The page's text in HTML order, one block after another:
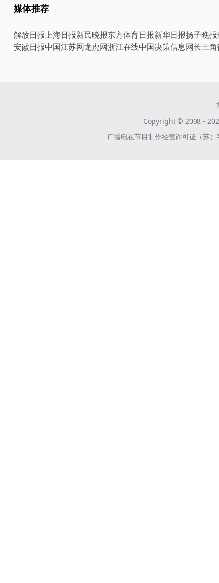
媒体推荐
解放日报上海日报新民晚报东方体育日报新华日报扬子晚报
安徽日报中国江苏网龙虎网浙江在线中国决策信息网长三
Copyright © 2008 -
广播电视节目制作经营许可证（苏